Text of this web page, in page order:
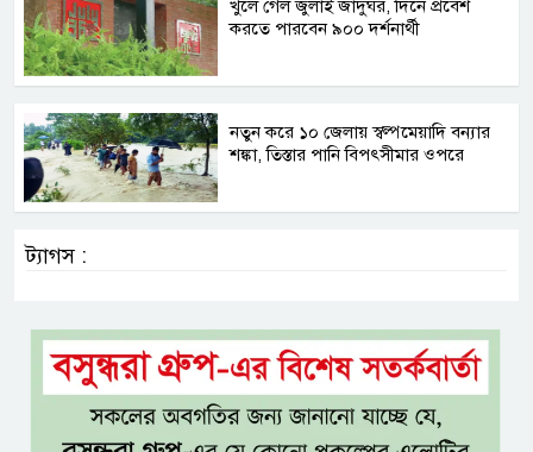
খুলে গেল জুলাই জাদুঘর, দিনে প্রবেশ
করতে পারবেন ৯০০ দর্শনার্থী
নতুন করে ১০ জেলায় স্বল্পমেয়াদি বন্যার
শঙ্কা, তিস্তার পানি বিপৎসীমার ওপরে
ট্যাগস :